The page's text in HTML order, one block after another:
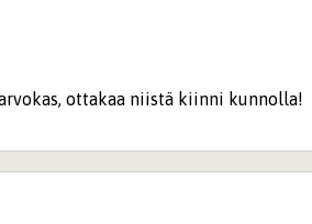
ottakaa niistä kiinni kunnolla!